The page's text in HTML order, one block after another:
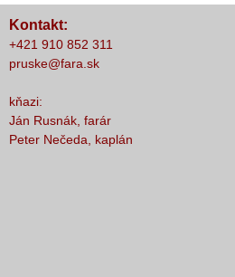
nič nestalo, lebo čo by sme si bez Teba
počali?
Kontakt:
+421 910 852 311
pruske@fara.sk
kňazi:
Ján Rusnák, farár
Peter Nečeda, kaplán